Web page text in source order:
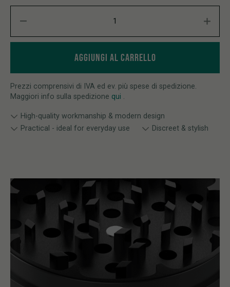
AGGIUNGI AL CARRELLO
Prezzi comprensivi di IVA ed ev. più spese di spedizione.
Maggiori info sulla spedizione qui .
High-quality workmanship & modern design
Practical - ideal for everyday use
Discreet & stylish